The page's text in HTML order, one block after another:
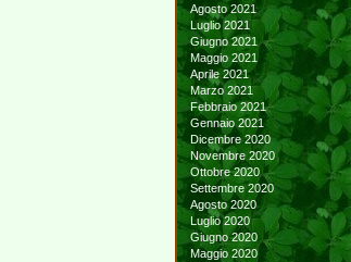
Agosto 2021
Luglio 2021
Giugno 2021
Maggio 2021
Aprile 2021
Marzo 2021
Febbraio 2021
Gennaio 2021
Dicembre 2020
Novembre 2020
Ottobre 2020
Settembre 2020
Agosto 2020
Luglio 2020
Giugno 2020
Maggio 2020